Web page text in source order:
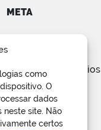
como
O
dados
neste site. Não
certos
META
Feed de posts
Feed de comentários
WordPress.org